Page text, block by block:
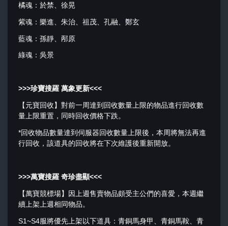
橘魂：於禁、徐晃
紫魂：樂進、朱治、祖茂、孔融、鄭玄
藍魂：孫靜、邴原
綠魂：吳景
>>>珍寶搜羅 萬象更新<<<
【元寶回收】對前一周達到回收數量上限的物品進行回收數
量上限重置，同時回收價格下跌。
*回收物品數量達到伺服器回收數量上限後，本周將無法再進
行回收，該道具的回收將在下次維護後重新開放。
>>>萬寶搜羅 奇珍盡顯<<<
【萬寶競標場】因上週售賣物品頗受主公們的喜愛，本週繼
續上架上週相同物品。
S1~S4服將優先上架以下道具：青銅馬身甲、青銅馬鞍、青